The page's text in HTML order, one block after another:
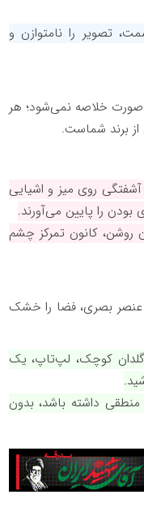
تصویر را نامتوازن و
صورت خلاصه نمی‌شود؛ هر
برند شماست.
روی میز و اشیایی
را پایین می‌آورند.
روشن، کانون تمرکز چشم
عنصر بصری، فضا را خشک
کوچک، لپ‌تاپ، یک
داشته باشد، بدون